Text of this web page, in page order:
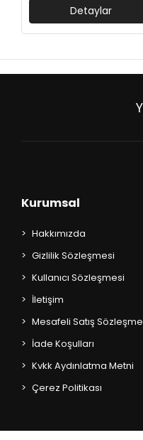
Detaylar
Kurumsal
Hakkımızda
Gizlilik Sözleşmesi
Kullanıcı Sözleşmesi
İletişim
Mesafeli Satış
İade Koşulları
Kvkk Aydınlatma Metni
Çerez Politikası